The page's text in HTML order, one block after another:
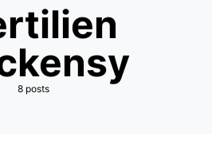
8 posts